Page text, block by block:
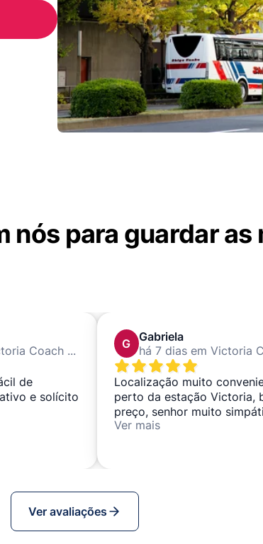
nós para guardar
há 7 dias em Victoria Coach Station
de
e solícito
G Gabriela
Localização muito
perto da estação Victoria,
preço, senhor muito
entrega e recolha das
Ver mais
Ver avaliações